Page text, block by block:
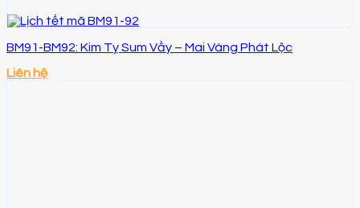
BM91-BM92: Kim Tỵ Sum Vầy – Mai Vàng Phát Lộc
Liên hệ